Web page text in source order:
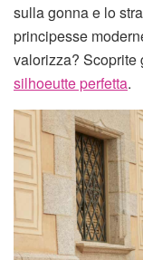
sulla gonna e lo
principesse
valorizza? Scoprite
silhoeutte perfetta.